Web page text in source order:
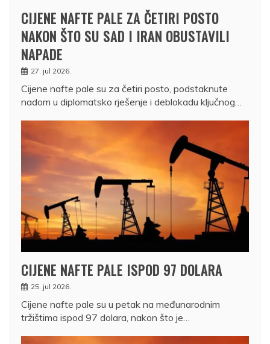
CIJENE NAFTE PALE ZA ČETIRI POSTO
NAKON ŠTO SU SAD I IRAN OBUSTAVILI
NAPADE
27. jul 2026.
Cijene nafte pale su za četiri posto, podstaknute
nadom u diplomatsko rješenje i deblokadu ključnog…
CIJENE NAFTE PALE ISPOD 97 DOLARA
25. jul 2026.
Cijene nafte pale su u petak na međunarodnim
tržištima ispod 97 dolara, nakon što je…